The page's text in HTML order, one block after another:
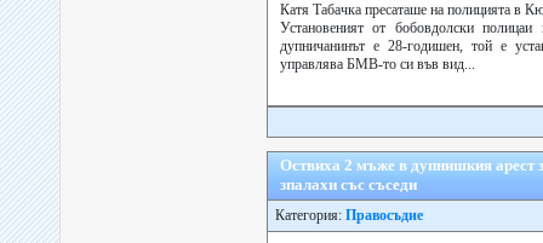
Катя Табачка пресаташе на полицията в
Установеният от бобовдолски
дупничанинът е 28-годишен, той е
управлява БМВ-то си във вид...
Оствиха 2 мъже в дупнишкия арест
зпалахи със съседи
Категория: Правосъдие